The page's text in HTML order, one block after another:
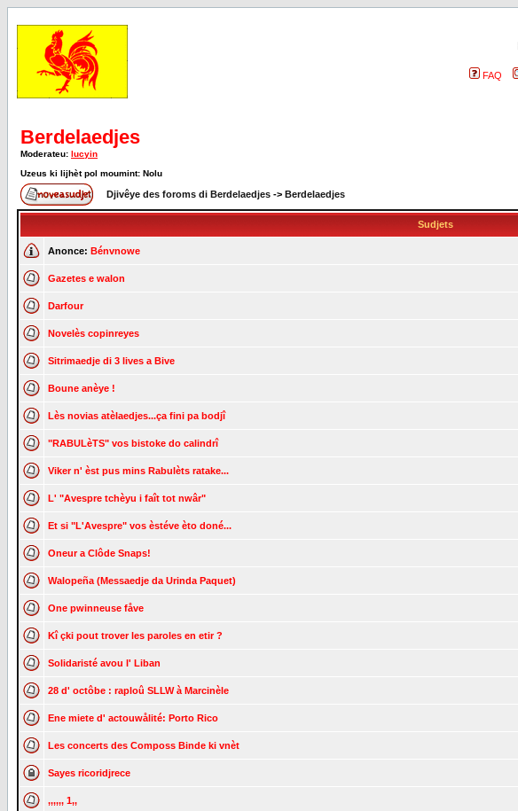
FAQ
Berdelaedjes
Moderateu: lucyin
Uzeus ki lijhèt pol moumint: Nolu
Djivêye des foroms di Berdelaedjes -> Berdelaedjes
Sudjets
Anonce: Bénvnowe
Gazetes e walon
Darfour
Novelès copinreyes
Sitrimaedje di 3 lives a Bive
Boune anèye !
Lès novias atèlaedjes...ça fini pa bodjî
"RABULèTS" vos bistoke do calindrî
Viker n' èst pus mins Rabulèts ratake...
L' "Avespre tchèyu i faît tot nwâr"
Et si "L'Avespre" vos èstéve èto doné...
Oneur a Clôde Snaps!
Walopeña (Messaedje da Urinda Paquet)
One pwinneuse fåve
Kî çki pout trover les paroles en etir ?
Solidaristé avou l' Liban
28 d' octôbe : raploû SLLW à Marcinèle
Ene miete d' actouwålité: Porto Rico
Les concerts des Composs Binde ki vnèt
Sayes ricoridjrece
,,,,,, 1,,